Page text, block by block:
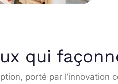
qui
porté par